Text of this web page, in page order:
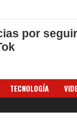
por
TECNOLOGÍA